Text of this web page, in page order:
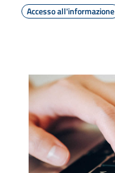
Accesso all'informazione